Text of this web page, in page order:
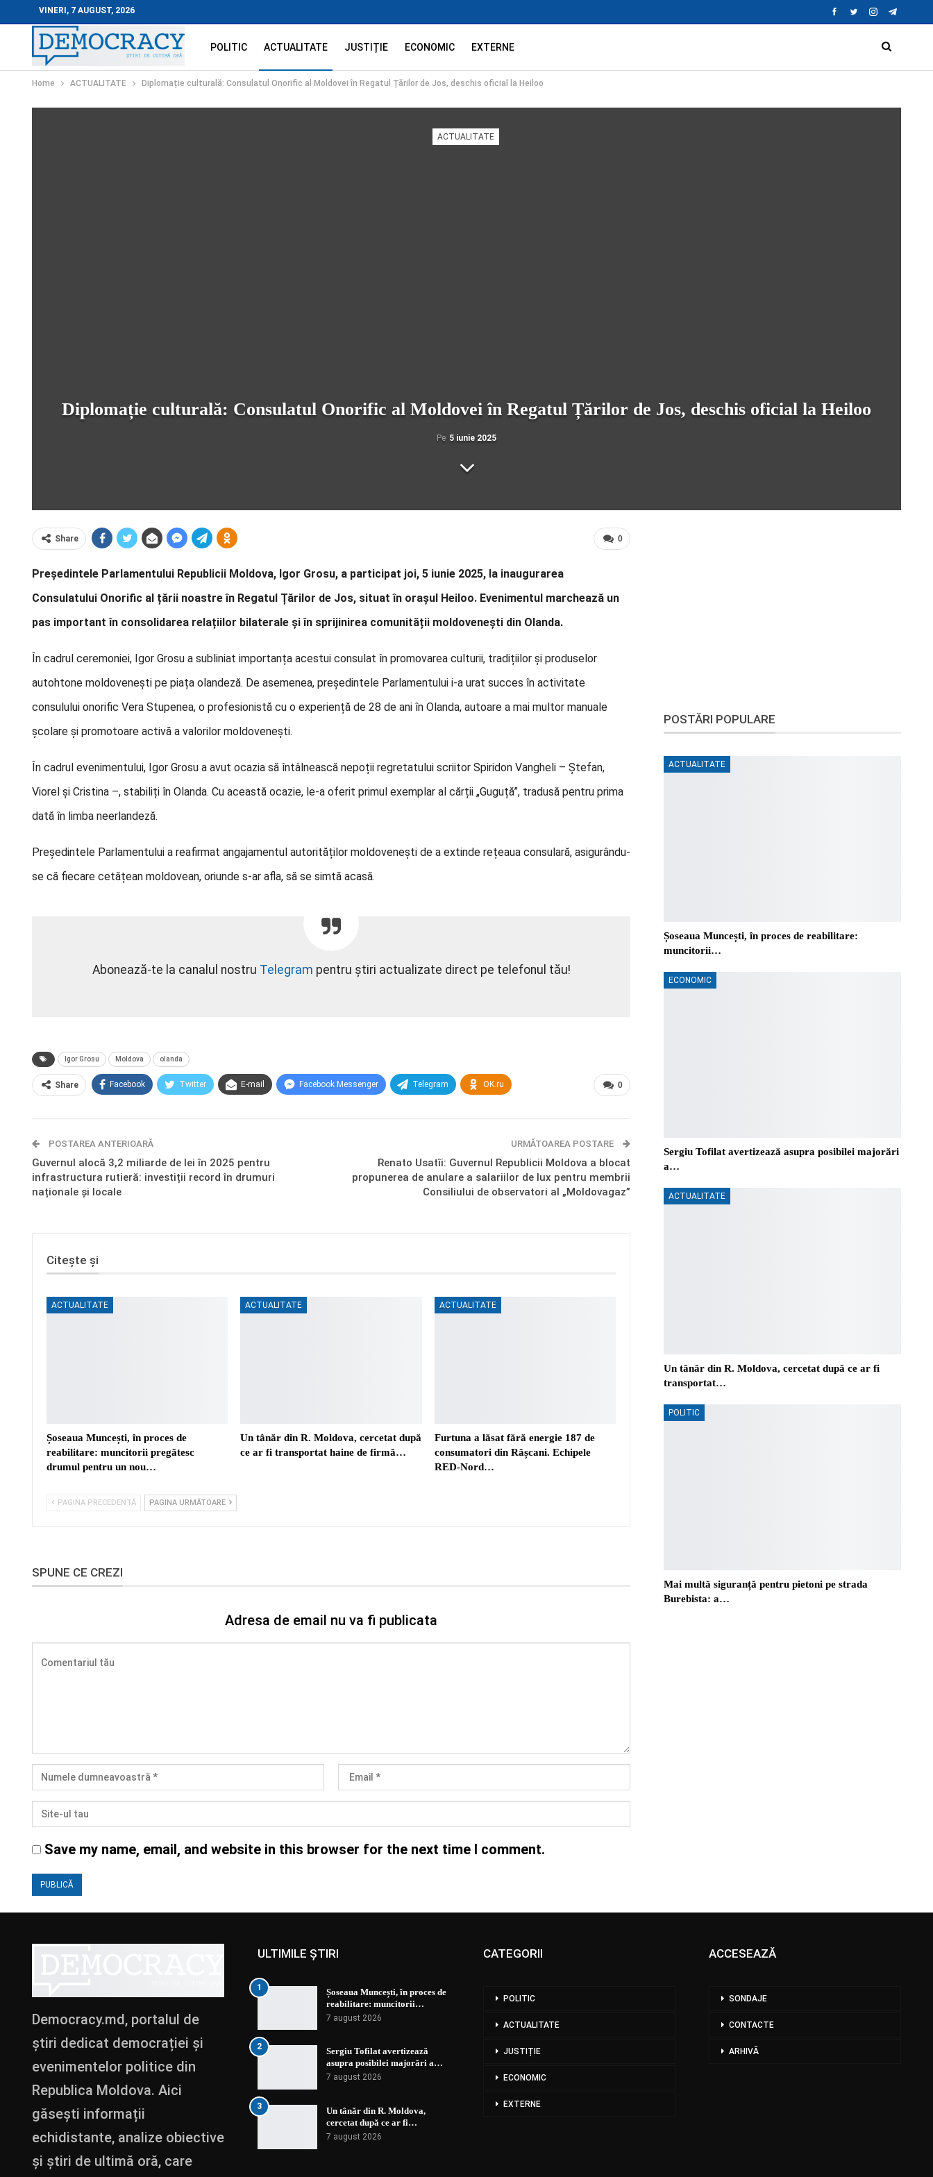
VINERI, 7 AUGUST, 2026
POLITIC ACTUALITATE JUSTIȚIE ECONOMIC EXTERNE
Home ACTUALITATE Diplomație culturală: Consulatul Onorific al Moldovei în Regatul Țărilor de Jos, deschis oficial la Heiloo
ACTUALITATE
Diplomație culturală: Consulatul Onorific al Moldovei în Regatul Țărilor de Jos, deschis oficial la Heiloo
Pe 5 iunie 2025
0
Share
Președintele Parlamentului Republicii Moldova, Igor Grosu, a participat joi, 5 iunie 2025, la inaugurarea
Consulatului Onorific al țării noastre în Regatul Țărilor de Jos, situat în orașul Heiloo. Evenimentul marchează un
pas important în consolidarea relațiilor bilaterale și în sprijinirea comunității moldovenești din Olanda.
În cadrul ceremoniei, Igor Grosu a subliniat importanța acestui consulat în promovarea culturii, tradițiilor și produselor
autohtone moldovenești pe piața olandeză. De asemenea, președintele Parlamentului i-a urat succes în activitate
consulului onorific Vera Stupenea, o profesionistă cu o experiență de 28 de ani în Olanda, autoare a mai multor manuale
școlare și promotoare activă a valorilor moldovenești.
În cadrul evenimentului, Igor Grosu a avut ocazia să întâlnească nepoții regretatului scriitor Spiridon Vangheli – Ștefan,
Viorel și Cristina –, stabiliți în Olanda. Cu această ocazie, le-a oferit primul exemplar al cărții „Guguță”, tradusă pentru prima
dată în limba neerlandeză.
Președintele Parlamentului a reafirmat angajamentul autorităților moldovenești de a extinde rețeaua consulară, asigurându-
se că fiecare cetățean moldovean, oriunde s-ar afla, să se simtă acasă.
Abonează-te la canalul nostru Telegram pentru știri actualizate direct pe telefonul tău!
Igor Grosu Moldova olanda
0
Share Facebook Twitter E-mail Facebook Messenger Telegram OK.ru
POSTAREA ANTERIOARĂ
Guvernul alocă 3,2 miliarde de lei în 2025 pentru
infrastructura rutieră: investiții record în drumuri
naționale și locale
URMĂTOAREA POSTARE
Renato Usatîi: Guvernul Republicii Moldova a blocat
propunerea de anulare a salariilor de lux pentru membrii
Consiliului de observatori al „Moldovagaz”
Citește și
ACTUALITATE
Șoseaua Muncești, în proces de
reabilitare: muncitorii pregătesc
drumul pentru un nou…
ACTUALITATE
Un tânăr din R. Moldova, cercetat după
ce ar fi transportat haine de firmă…
ACTUALITATE
Furtuna a lăsat fără energie 187 de
consumatori din Râșcani. Echipele
RED-Nord…
PAGINA PRECEDENTĂ PAGINA URMĂTOARE
SPUNE CE CREZI
Adresa de email nu va fi publicata
Save my name, email, and website in this browser for the next time I comment.
POSTĂRI POPULARE
ACTUALITATE
Șoseaua Muncești, în proces de reabilitare:
muncitorii…
ECONOMIC
Sergiu Tofilat avertizează asupra posibilei majorări
a…
ACTUALITATE
Un tânăr din R. Moldova, cercetat după ce ar fi
transportat…
POLITIC
Mai multă siguranță pentru pietoni pe strada
Burebista: a…
Democracy.md, portalul de
știri dedicat democrației și
evenimentelor politice din
Republica Moldova. Aici
găsești informații
echidistante, analize obiective
și știri de ultimă oră, care
ULTIMILE ȘTIRI
1
Șoseaua Muncești, în proces de
reabilitare: muncitorii…
7 august 2026
2
Sergiu Tofilat avertizează
asupra posibilei majorări a…
7 august 2026
3
Un tânăr din R. Moldova,
cercetat după ce ar fi…
7 august 2026
CATEGORII
POLITIC
ACTUALITATE
JUSTIȚIE
ECONOMIC
EXTERNE
ACCESEAZĂ
SONDAJE
CONTACTE
ARHIVĂ